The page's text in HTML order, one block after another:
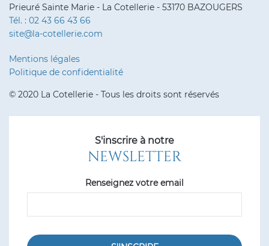
Prieuré Sainte Marie - La Cotellerie - 53170 BAZOUGERS
Tél. : 02 43 66 43 66
site@la-cotellerie.com
Mentions légales
Politique de confidentialité
© 2020 La Cotellerie - Tous les droits sont réservés
S'inscrire à notre
NEWSLETTER
Renseignez votre email